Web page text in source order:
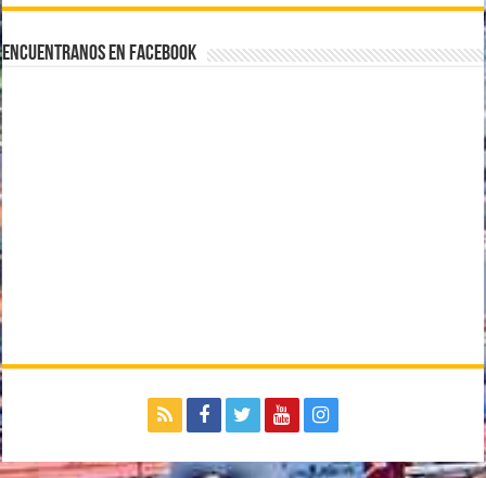
Encuentranos en Facebook